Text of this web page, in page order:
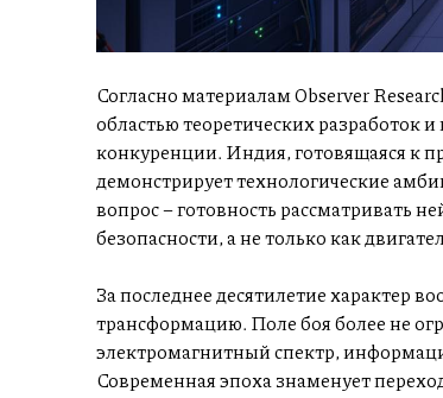
Согласно материалам Observer
областью теоретических разработок
конкуренции. Индия, готовящаяся к
демонстрирует технологические
вопрос – готовность рассматривать
безопасности, а не только как
За последнее десятилетие характер
трансформацию. Поле боя более не
электромагнитный спектр,
Современная эпоха знаменует